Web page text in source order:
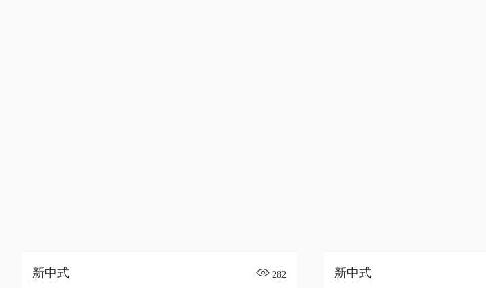
新中式
282
新中式